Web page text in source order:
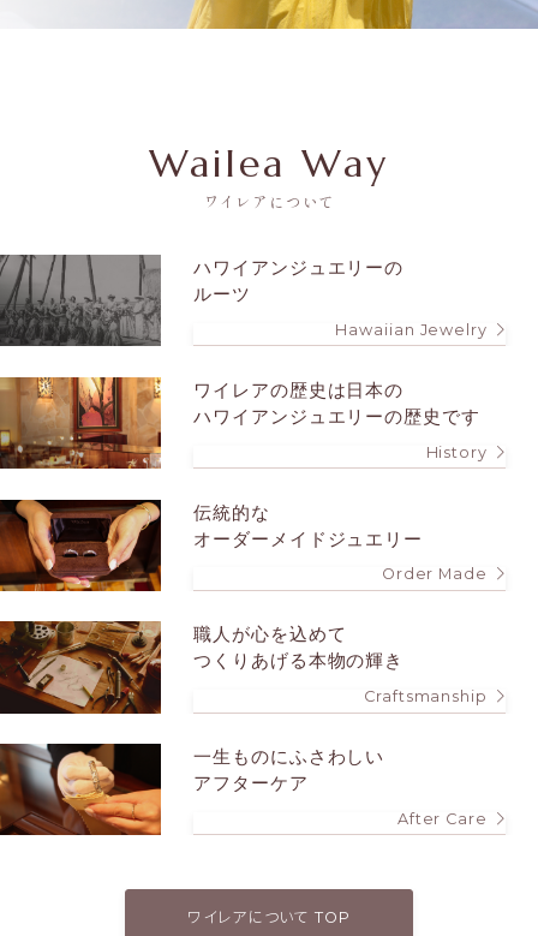
Wailea Way
ワイレアについて
ハワイアンジュエリーの
ルーツ
Hawaiian Jewelry
ワイレアの歴史は日本の
ハワイアンジュエリーの歴史です
History
伝統的な
オーダーメイドジュエリー
Order Made
職人が心を込めて
つくりあげる本物の輝き
Craftsmanship
一生ものにふさわしい
アフターケア
After Care
ワイレアについて TOP